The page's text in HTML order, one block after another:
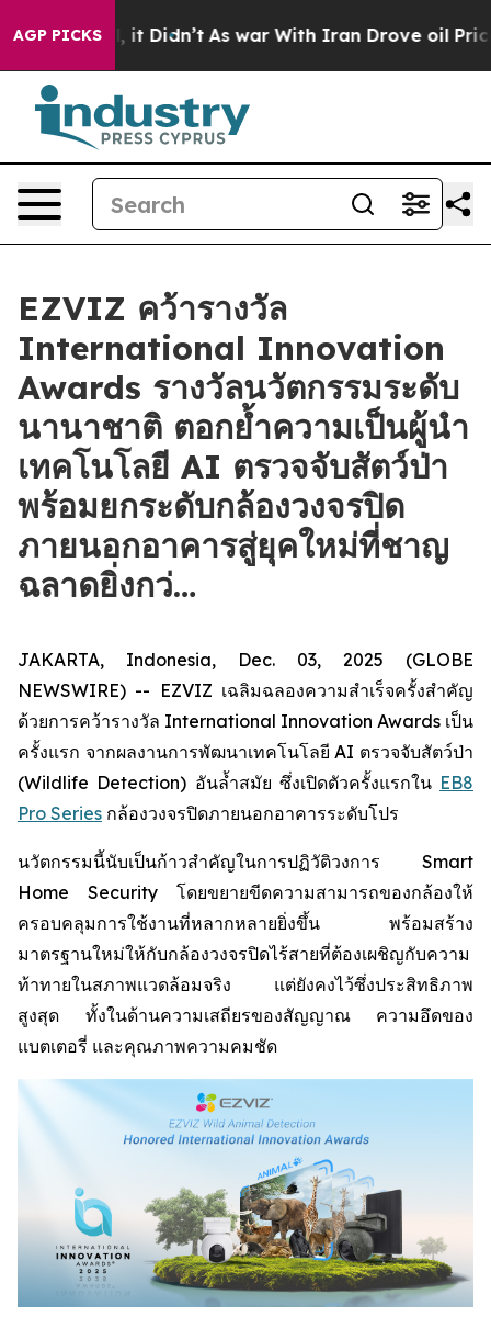
AGP PICKS
Well, it Didn’t As war With Iran Drove oil Prices
EZVIZ คว้ารางวัล
International Innovation
Awards รางวัลนวัตกรรมระดับ
นานาชาติ ตอกย้ำความเป็นผู้นำ
เทคโนโลยี AI ตรวจจับสัตว์ป่า
พร้อมยกระดับกล้องวงจรปิด
ภายนอกอาคารสู่ยุคใหม่ที่ชาญ
ฉลาดยิ่งกว่…
JAKARTA, Indonesia, Dec. 03, 2025 (GLOBE
NEWSWIRE) -- EZVIZ เฉลิมฉลองความสำเร็จครั้งสำคัญ
ด้วยการคว้ารางวัล International Innovation Awards เป็น
ครั้งแรก จากผลงานการพัฒนาเทคโนโลยี AI ตรวจจับสัตว์ป่า
(Wildlife Detection) อันล้ำสมัย ซึ่งเปิดตัวครั้งแรกใน EB8
Pro Series กล้องวงจรปิดภายนอกอาคารระดับโปร
นวัตกรรมนี้นับเป็นก้าวสำคัญในการปฏิวัติวงการ Smart
Home Security โดยขยายขีดความสามารถของกล้องให้
ครอบคลุมการใช้งานที่หลากหลายยิ่งขึ้น พร้อมสร้าง
มาตรฐานใหม่ให้กับกล้องวงจรปิดไร้สายที่ต้องเผชิญกับความ
ท้าทายในสภาพแวดล้อมจริง แต่ยังคงไว้ซึ่งประสิทธิภาพ
สูงสุด ทั้งในด้านความเสถียรของสัญญาณ ความอึดของ
แบตเตอรี่ และคุณภาพความคมชัด